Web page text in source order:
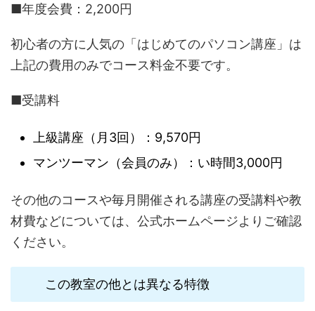
■年度会費：2,200円
初心者の方に人気の「はじめてのパソコン講座」は
上記の費用のみでコース料金不要です。
■受講料
上級講座（月3回）：9,570円
マンツーマン（会員のみ）：い時間3,000円
その他のコースや毎月開催される講座の受講料や教
材費などについては、公式ホームページよりご確認
ください。
この教室の他とは異なる特徴